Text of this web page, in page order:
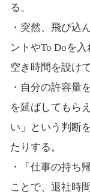
る。
・突然、飛び込
ントやTo Doを
空き時間を設け
・自分の許容量
を延ばしてもら
い」という判断
たりする。
・「仕事の持ち
ことで、退社時